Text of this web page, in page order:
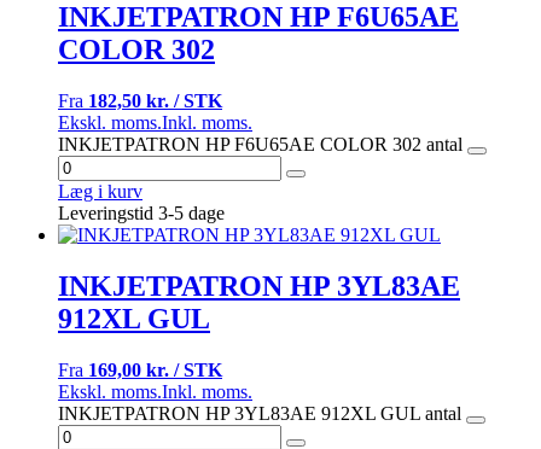
INKJETPATRON HP F6U65AE
COLOR 302
Fra 182,50 kr. / STK
Ekskl. moms.Inkl. moms.
INKJETPATRON HP F6U65AE COLOR 302 antal
Læg i kurv
Leveringstid 3-5 dage
INKJETPATRON HP 3YL83AE
912XL GUL
Fra 169,00 kr. / STK
Ekskl. moms.Inkl. moms.
INKJETPATRON HP 3YL83AE 912XL GUL antal